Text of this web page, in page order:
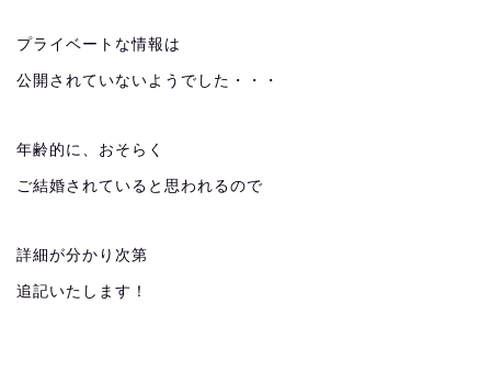
プライベートな情報は
公開されていないようでした・・・
年齢的に、おそらく
ご結婚されていると思われるので
詳細が分かり次第
追記いたします！